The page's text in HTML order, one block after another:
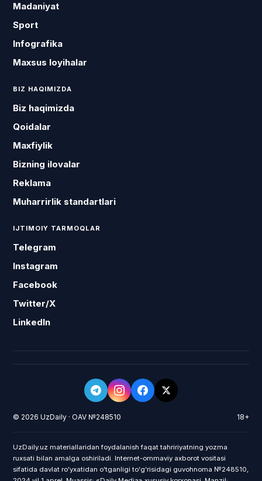
Madaniyat
Sport
Infografika
Maxsus loyihalar
BIZ HAQIMIZDA
Biz haqimizda
Qoidalar
Maxfiylik
Bizning ilovalar
Reklama
Muharrirlik standartlari
IJTIMOIY TARMOQLAR
Telegram
Instagram
Facebook
Twitter/X
LinkedIn
© 2026 UzDaily · OAV №248510 18+
UzDaily.uz materiallaridan foydalanish faqat tahririyatning yozma
ruxsati bilan amalga oshiriladi. Internet-ommaviy axborot vositasi
sifatida davlat roʻyxatidan oʻtganligi toʻgʻrisidagi guvohnoma №248510,